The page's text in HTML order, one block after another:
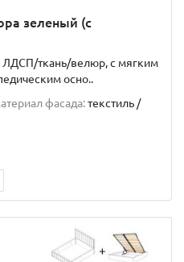
зеленый (с
ЛДСП/ткань/велюр, с мягким
осно..
фасада:текстиль /